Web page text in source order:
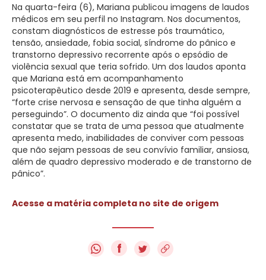
Na quarta-feira (6), Mariana publicou imagens de laudos
médicos em seu perfil no Instagram. Nos documentos,
constam diagnósticos de estresse pós traumático,
tensão, ansiedade, fobia social, síndrome do pânico e
transtorno depressivo recorrente após o epsódio de
violência sexual que teria sofrido. Um dos laudos aponta
que Mariana está em acompanhamento
psicoterapêutico desde 2019 e apresenta, desde sempre,
“forte crise nervosa e sensação de que tinha alguém a
perseguindo”. O documento diz ainda que “foi possível
constatar que se trata de uma pessoa que atualmente
apresenta medo, inabilidades de conviver com pessoas
que não sejam pessoas de seu convívio familiar, ansiosa,
além de quadro depressivo moderado e de transtorno de
pânico”.
Acesse a matéria completa no site de origem
f